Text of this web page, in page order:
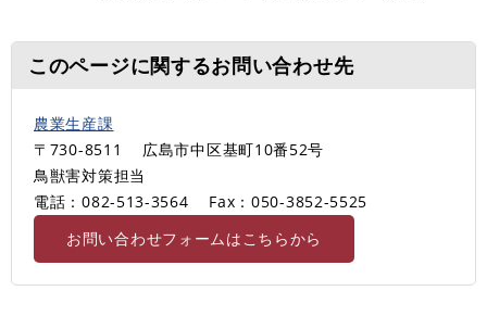
このページに関するお問い合わせ先
農業生産課
〒730-8511
広島市中区基町10番52号
鳥獣害対策担当
電話：082-513-3564
Fax：050-3852-5525
お問い合わせフォームはこちらから